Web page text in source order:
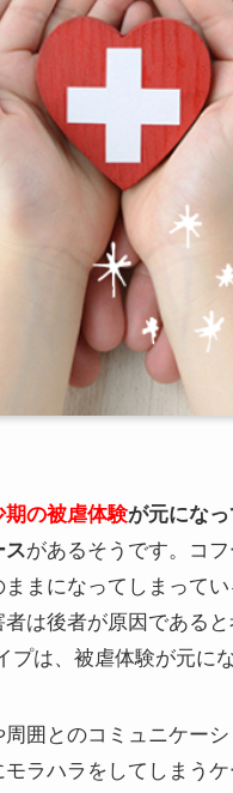
期の被虐体験が元にな
スがあるそうです。コ
まになってしまって
は後者が原因である
は、被虐体験が元に
囲とのコミュニケー
ラハラをしてしまう